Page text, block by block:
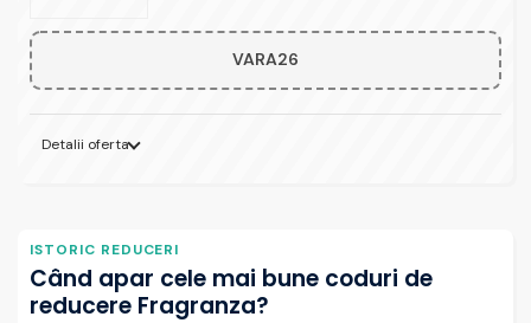
VARA26
Detalii oferta
ISTORIC REDUCERI
Când apar cele mai bune coduri de
reducere Fragranza?